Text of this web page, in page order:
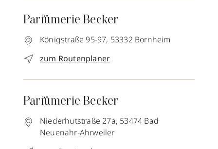
Parfümerie Becker
Königstraße 95-97, 53332 Bornheim
zum Routenplaner
Parfümerie Becker
Niederhutstraße 27a, 53474 Bad
Neuenahr-Ahrweiler